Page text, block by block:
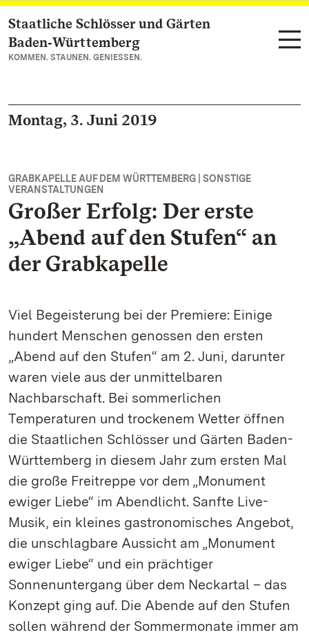
Zum Hauptinhalt springen
Staatliche Schlösser und Gärten
Baden‑Württemberg
KOMMEN. STAUNEN. GENIESSEN.
Montag, 3. Juni 2019
GRABKAPELLE AUF DEM WÜRTTEMBERG | SONSTIGE
VERANSTALTUNGEN
Großer Erfolg: Der erste
„Abend auf den Stufen“ an
der Grabkapelle
Viel Begeisterung bei der Premiere: Einige
hundert Menschen genossen den ersten
„Abend auf den Stufen“ am 2. Juni, darunter
waren viele aus der unmittelbaren
Nachbarschaft. Bei sommerlichen
Temperaturen und trockenem Wetter öffnen
die Staatlichen Schlösser und Gärten Baden-
Württemberg in diesem Jahr zum ersten Mal
die große Freitreppe vor dem „Monument
ewiger Liebe“ im Abendlicht. Sanfte Live-
Musik, ein kleines gastronomisches Angebot,
die unschlagbare Aussicht am „Monument
ewiger Liebe“ und ein prächtiger
Sonnenuntergang über dem Neckartal – das
Konzept ging auf. Die Abende auf den Stufen
sollen während der Sommermonate immer am